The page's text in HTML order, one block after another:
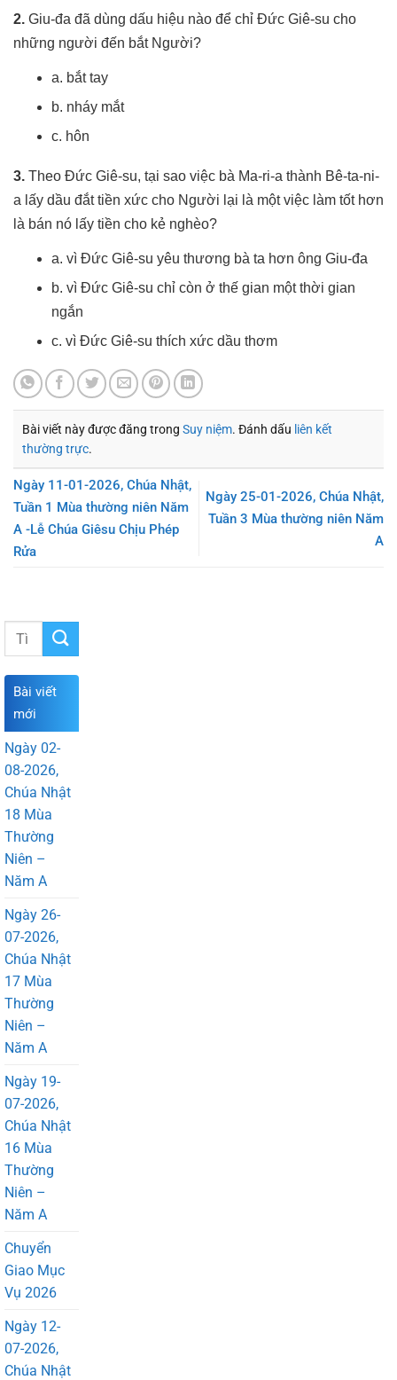
2. Giu-đa đã dùng dấu hiệu nào để chỉ Đức Giê-su cho
những người đến bắt Người?
a. bắt tay
b. nháy mắt
c. hôn
3. Theo Đức Giê-su, tại sao việc bà Ma-ri-a thành Bê-ta-ni-
a lấy dầu đắt tiền xức cho Người lại là một việc làm tốt hơn
là bán nó lấy tiền cho kẻ nghèo?
a. vì Đức Giê-su yêu thương bà ta hơn ông Giu-đa
b. vì Đức Giê-su chỉ còn ở thế gian một thời gian
ngắn
c. vì Đức Giê-su thích xức dầu thơm
Bài viết này được đăng trong Suy niệm. Đánh dấu liên kết
thường trực.
Ngày 11-01-2026, Chúa Nhật,
Tuần 1 Mùa thường niên Năm
A -Lễ Chúa Giêsu Chịu Phép
Rửa
Ngày 25-01-2026, Chúa Nhật,
Tuần 3 Mùa thường niên Năm
A
Bài viết
mới
Ngày 02-
08-2026,
Chúa Nhật
18 Mùa
Thường
Niên –
Năm A
Ngày 26-
07-2026,
Chúa Nhật
17 Mùa
Thường
Niên –
Năm A
Ngày 19-
07-2026,
Chúa Nhật
16 Mùa
Thường
Niên –
Năm A
Chuyển
Giao Mục
Vụ 2026
Ngày 12-
07-2026,
Chúa Nhật